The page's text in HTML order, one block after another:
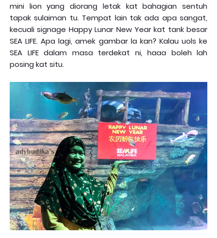
mini lion yang diorang letak kat bahagian sentuh
tapak sulaiman tu. Tempat lain tak ada apa sangat,
kecuali signage Happy Lunar New Year kat tank besar
SEA LIFE. Apa lagi, amek gambar la kan? Kalau uols ke
SEA LIFE dalam masa terdekat ni, haaa boleh lah
posing kat situ.